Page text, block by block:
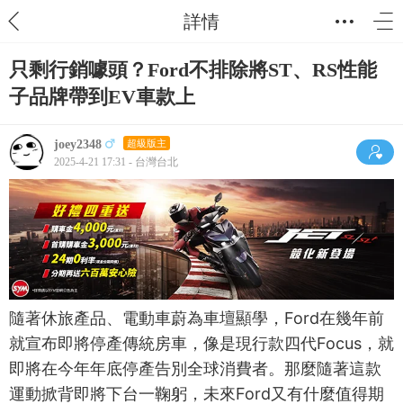
詳情
只剩行銷噱頭？Ford不排除將ST、RS性能
子品牌帶到EV車款上
joey2348 超級版主
2025-4-21 17:31 - 台灣台北
隨著休旅產品、電動車蔚為車壇顯學，Ford在幾年前
就宣布即將停產傳統房車，像是現行款四代Focus，就
即將在今年年底停產告別全球消費者。那麼隨著這款
運動掀背即將下台一鞠躬，未來Ford又有什麼值得期